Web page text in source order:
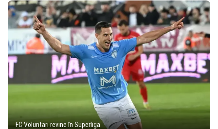
FC Voluntari revine în Superliga